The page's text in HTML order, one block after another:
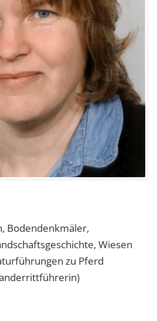
Bodendenkmäler,
Wiesen
zu Pferd